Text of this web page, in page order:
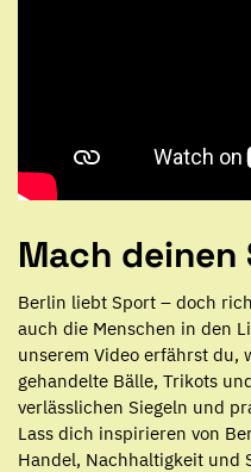
Mach
Berlin liebt Sport – doch
auch die Menschen in den
unserem Video erfährst du,
gehandelte Bälle, Trikots
verlässlichen Siegeln und
Lass dich inspirieren von
Handel, Nachhaltigkeit und